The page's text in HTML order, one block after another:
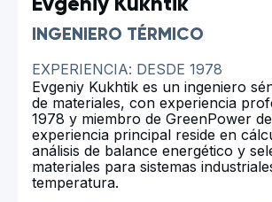
INGENIERO TÉRMICO
EXPERIENCIA: DESDE 1978
Evgeniy Kukhtik es un ingeniero
de materiales, con experiencia
1978 y miembro de GreenPower
experiencia principal reside en
análisis de balance energético y
materiales para sistemas
temperatura.